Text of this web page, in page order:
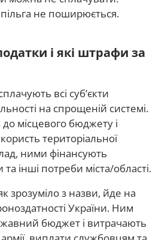
не поширюється.
і які штрафи за
всі суб’єкти
на спрощеній системі.
місцевого бюджету і
територіальної
ними фінансують
та інші потреби міста/області.
зрозуміло з назви, йде на
України. Ним
бюджет і витрачають